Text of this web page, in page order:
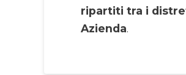
ripartiti tra i
Azienda.